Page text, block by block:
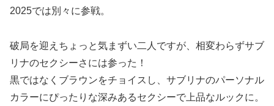
2025では別々に参戦。
破局を迎えちょっと気まずい二人ですが、相変わらずサブ
リナのセクシーさには参った！
黒ではなくブラウンをチョイスし、サブリナのパーソナル
カラーにぴったりな深みあるセクシーで上品なルックに。